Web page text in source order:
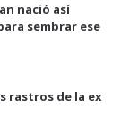
nació así
sembrar ese
rastros de la ex